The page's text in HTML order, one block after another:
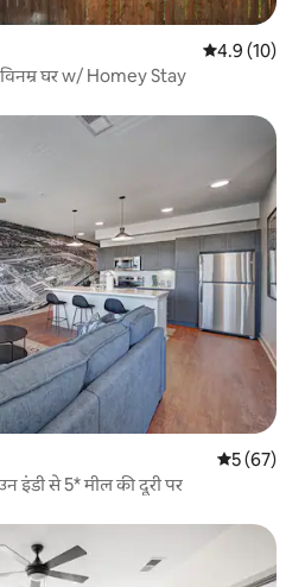
औसत रेटिंग 5
4.9 (10)
घर w/ Homey Stay
औसत रेटिंग
5 (67)
इंडी से 5* मील की दूरी पर